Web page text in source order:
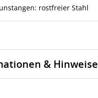
rostfreier Stahl
& Hinweise